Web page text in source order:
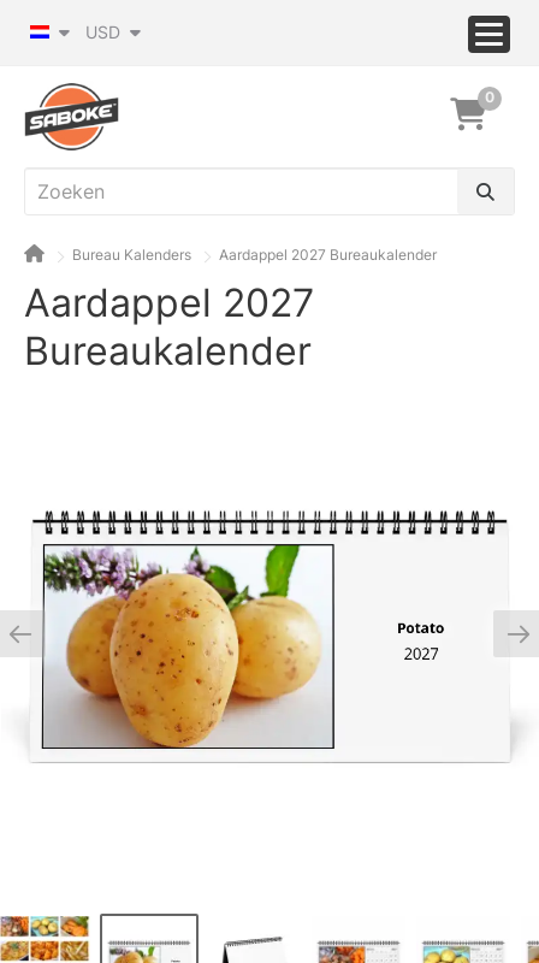
USD
0
Bureau Kalenders Aardappel 2027 Bureaukalender
Aardappel 2027
Bureaukalender